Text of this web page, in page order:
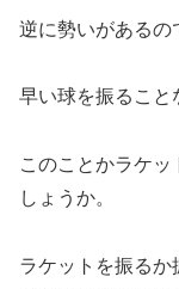
逆に勢いがあるの
早い球を振ること
このことかラケ
しょうか。
ラケットを振る